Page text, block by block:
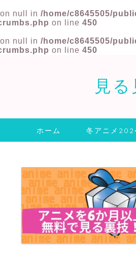
null in /home/c8645505/
on line 450
null in /home/c8645505/
on line 450
見
ホーム 冬アニメ